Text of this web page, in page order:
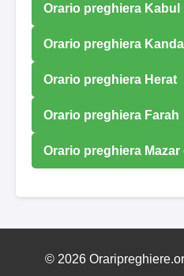
Orario preghiera Kabul
Orario preghiera
Orario preghiera Herat
Orario preghiera Farah
Orario preghiera Mazar
© 2026